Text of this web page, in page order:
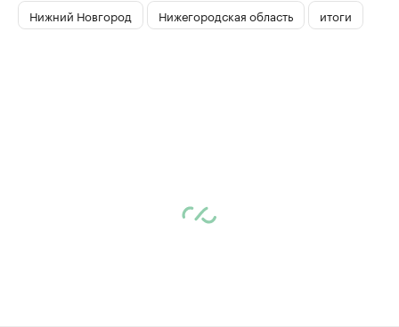
Нижний Новгород Нижегородская область итоги